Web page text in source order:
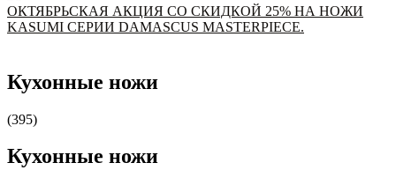
ОКТЯБРЬСКАЯ АКЦИЯ СО СКИДКОЙ 25% НА НОЖИ
KASUMI СЕРИИ DAMASCUS MASTERPIECE.
Кухонные ножи
(395)
Кухонные ножи